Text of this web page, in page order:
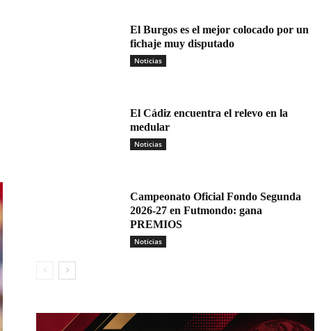
El Burgos es el mejor colocado por un
fichaje muy disputado
Noticias
El Cádiz encuentra el relevo en la
medular
Noticias
Campeonato Oficial Fondo Segunda
2026-27 en Futmondo: gana
PREMIOS
Noticias